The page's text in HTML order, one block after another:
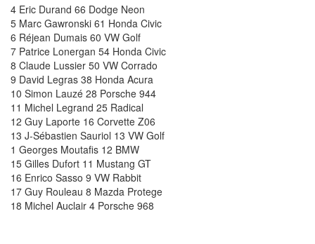
4 Eric Durand 66 Dodge Neon
5 Marc Gawronski 61 Honda Civic
6 Réjean Dumais 60 VW Golf
7 Patrice Lonergan 54 Honda Civic
8 Claude Lussier 50 VW Corrado
9 David Legras 38 Honda Acura
10 Simon Lauzé 28 Porsche 944
11 Michel Legrand 25 Radical
12 Guy Laporte 16 Corvette Z06
13 J-Sébastien Sauriol 13 VW Golf
1 Georges Moutafis 12 BMW
15 Gilles Dufort 11 Mustang GT
16 Enrico Sasso 9 VW Rabbit
17 Guy Rouleau 8 Mazda Protege
18 Michel Auclair 4 Porsche 968